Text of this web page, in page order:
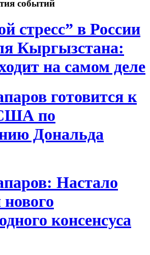
событий
стресс” в России
Кыргызстана:
на самом деле
готовится к
по
Дональда
Настало
консенсуса